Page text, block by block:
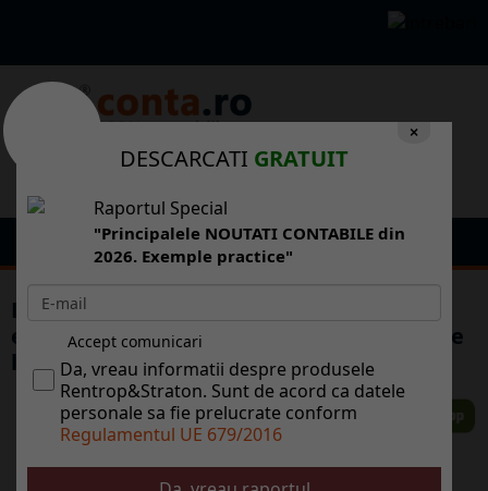
Dezastrele din Japonia ar putea mpinge
economia nipon n recesiune n urmtoarele
luni
×
DESCARCATI GRATUIT
Raportul Special
"Principalele NOUTATI CONTABILE din
2026. Exemple practice"
Accept comunicari
Da, vreau informatii despre produsele
Rentrop&Straton. Sunt de acord ca datele
personale sa fie prelucrate conform
Regulamentul UE 679/2016